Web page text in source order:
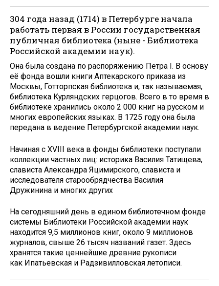
304 года назад (1714) в Петербурге начала
работать первая в России государственная
публичная библиотека (ныне - Библиотека
Российской академии наук).
Она была создана по распоряжению Петра I. В основу
её фонда вошли книги Аптекарского приказа из
Москвы, Готторпская библиотека и, так называемая,
библиотека Курляндских герцогов. Всего в то время в
библиотеке хранились около 2 000 книг на русском и
многих европейских языках. В 1725 году она была
передана в ведение Петербургской академии наук.
Начиная с XVIII века в фонды библиотеки поступали
коллекции частных лиц: историка Василия Татищева,
слависта Александра Яцимирского, слависта и
исследователя старообрядчества Василия
Дружинина и многих других
На сегодняшний день в едином библиотечном фонде
системы Библиотеки Российской академии наук
находится 9,5 миллионов книг, около 9 миллионов
журналов, свыше 26 тысяч названий газет. Здесь
хранятся такие ценнейшие древние рукописи
как Ипатьевская и Радзивилловская летописи.